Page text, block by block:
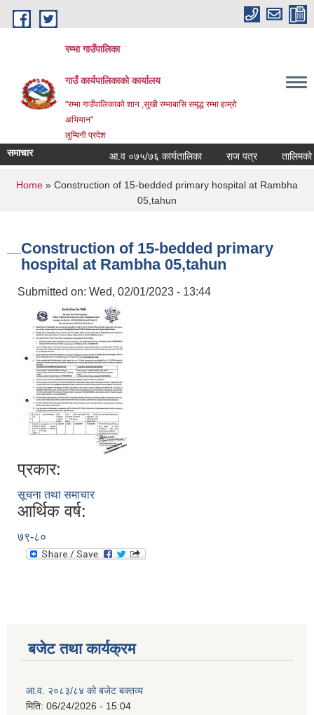
Skip to main content
रम्भा गाउँपालिका
गाउँ कार्यपालिकाको कार्यालय
"रम्भा गाउँपालिकाको शान ,सुखी रम्भाबासि समृद्ध रम्भा हाम्रो
अभियान"
लुम्बिनी प्रदेश
समाचार आ.व ०७५/७६ कार्यतालिका राज पत्र तालिमको
You are here
Home » Construction of 15-bedded primary hospital at Rambha
05,tahun
Construction of 15-bedded primary
hospital at Rambha 05,tahun
Submitted on: Wed, 02/01/2023 - 13:44
प्रकार:
सूचना तथा समाचार
आर्थिक वर्ष:
७९-८०
बजेट तथा कार्यक्रम
आ.व. २०८३/८४ को बजेट बक्तव्य
मिति: 06/24/2026 - 15:04